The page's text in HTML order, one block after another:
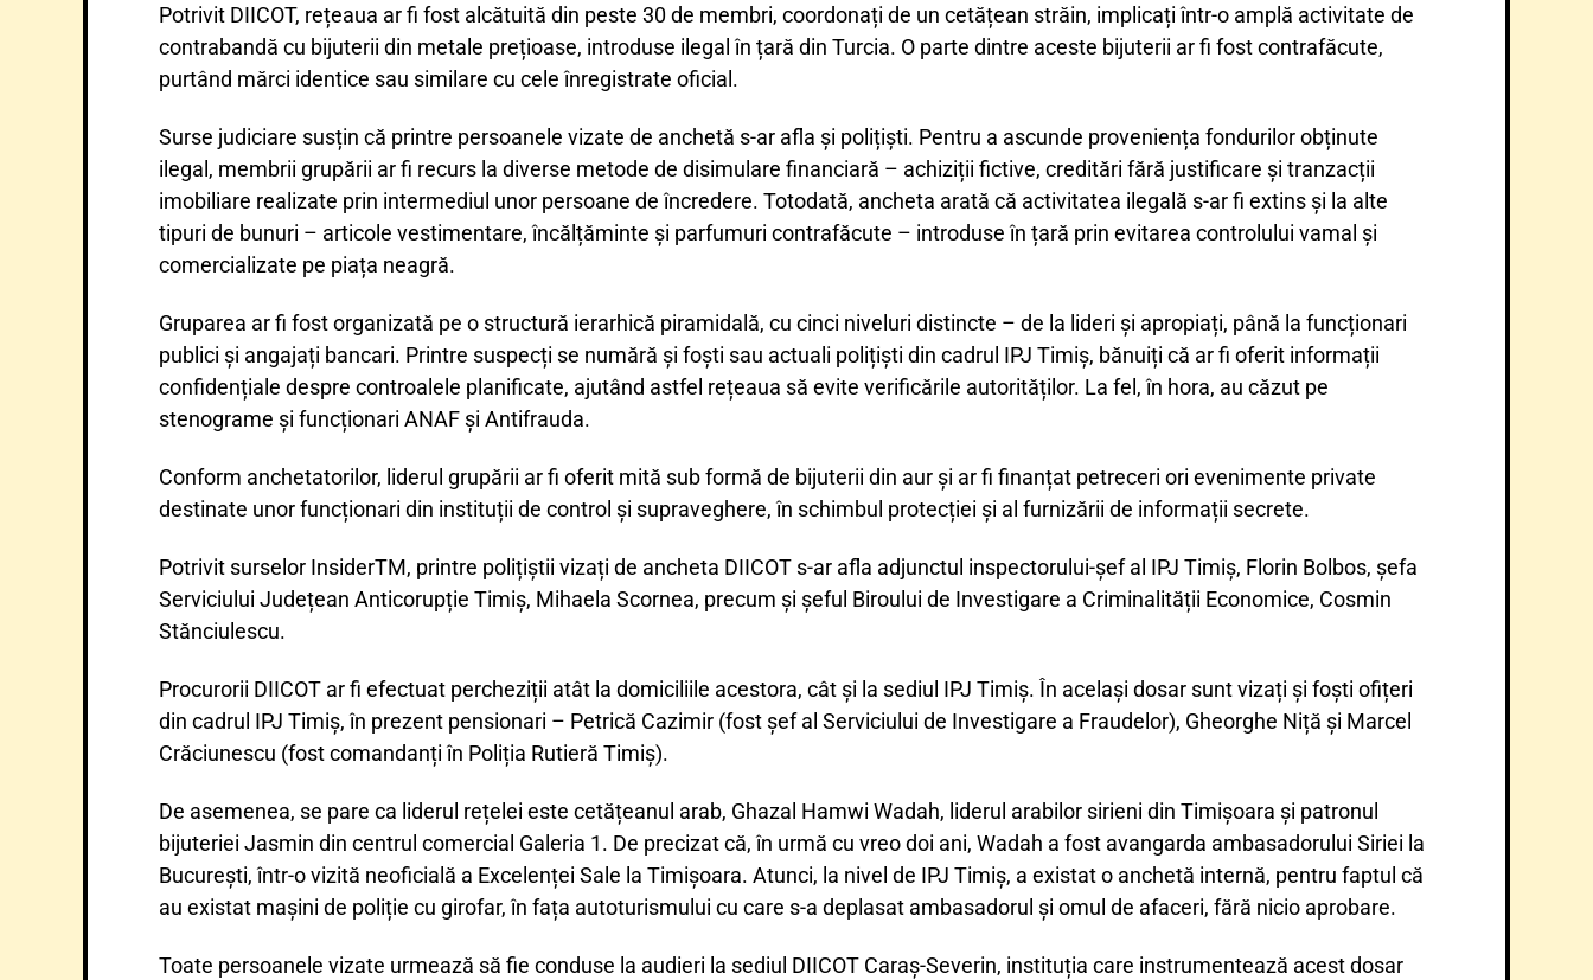
Potrivit DIICOT, rețeaua ar fi fost alcătuită din peste 30 de membri, coordonați de un cetățean străin, implicați într-o amplă activitate de
contrabandă cu bijuterii din metale prețioase, introduse ilegal în țară din Turcia. O parte dintre aceste bijuterii ar fi fost contrafăcute,
purtând mărci identice sau similare cu cele înregistrate oficial.
Surse judiciare susțin că printre persoanele vizate de anchetă s-ar afla și polițiști. Pentru a ascunde proveniența fondurilor obținute
ilegal, membrii grupării ar fi recurs la diverse metode de disimulare financiară – achiziții fictive, creditări fără justificare și tranzacții
imobiliare realizate prin intermediul unor persoane de încredere. Totodată, ancheta arată că activitatea ilegală s-ar fi extins și la alte
tipuri de bunuri – articole vestimentare, încălțăminte și parfumuri contrafăcute – introduse în țară prin evitarea controlului vamal și
comercializate pe piața neagră.
Gruparea ar fi fost organizată pe o structură ierarhică piramidală, cu cinci niveluri distincte – de la lideri și apropiați, până la funcționari
publici și angajați bancari. Printre suspecți se numără și foști sau actuali polițiști din cadrul IPJ Timiș, bănuiți că ar fi oferit informații
confidențiale despre controalele planificate, ajutând astfel rețeaua să evite verificările autorităților. La fel, în hora, au căzut pe
stenograme și funcționari ANAF și Antifrauda.
Conform anchetatorilor, liderul grupării ar fi oferit mită sub formă de bijuterii din aur și ar fi finanțat petreceri ori evenimente private
destinate unor funcționari din instituții de control și supraveghere, în schimbul protecției și al furnizării de informații secrete.
Potrivit surselor InsiderTM, printre polițiștii vizați de ancheta DIICOT s-ar afla adjunctul inspectorului-șef al IPJ Timiș, Florin Bolbos, șefa
Serviciului Județean Anticorupție Timiș, Mihaela Scornea, precum și șeful Biroului de Investigare a Criminalității Economice, Cosmin
Stănciulescu.
Procurorii DIICOT ar fi efectuat percheziții atât la domiciliile acestora, cât și la sediul IPJ Timiș. În același dosar sunt vizați și foști ofițeri
din cadrul IPJ Timiș, în prezent pensionari – Petrică Cazimir (fost șef al Serviciului de Investigare a Fraudelor), Gheorghe Niță și Marcel
Crăciunescu (fost comandanți în Poliția Rutieră Timiș).
De asemenea, se pare ca liderul rețelei este cetățeanul arab, Ghazal Hamwi Wadah, liderul arabilor sirieni din Timișoara și patronul
bijuteriei Jasmin din centrul comercial Galeria 1. De precizat că, în urmă cu vreo doi ani, Wadah a fost avangarda ambasadorului Siriei la
București, într-o vizită neoficială a Excelenței Sale la Timișoara. Atunci, la nivel de IPJ Timiș, a existat o anchetă internă, pentru faptul că
au existat mașini de poliție cu girofar, în fața autoturismului cu care s-a deplasat ambasadorul și omul de afaceri, fără nicio aprobare.
Toate persoanele vizate urmează să fie conduse la audieri la sediul DIICOT Caraș-Severin, instituția care instrumentează acest dosar